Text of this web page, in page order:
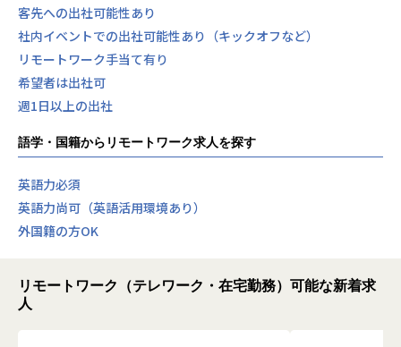
客先への出社可能性あり
社内イベントでの出社可能性あり（キックオフなど）
リモートワーク手当て有り
希望者は出社可
週1日以上の出社
語学・国籍からリモートワーク求人を探す
英語力必須
英語力尚可（英語活用環境あり）
外国籍の方OK
リモートワーク（テレワーク・在宅勤務）可能な新着求
人